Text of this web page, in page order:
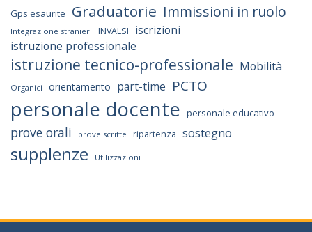
Gps esaurite Graduatorie Immissioni in ruolo
Integrazione stranieri INVALSI
iscrizioni
istruzione professionale
istruzione tecnico-professionale Mobilità
Organici orientamento part-time PCTO
personale docente personale educativo
prove orali prove scritte ripartenza sostegno
supplenze Utilizzazioni